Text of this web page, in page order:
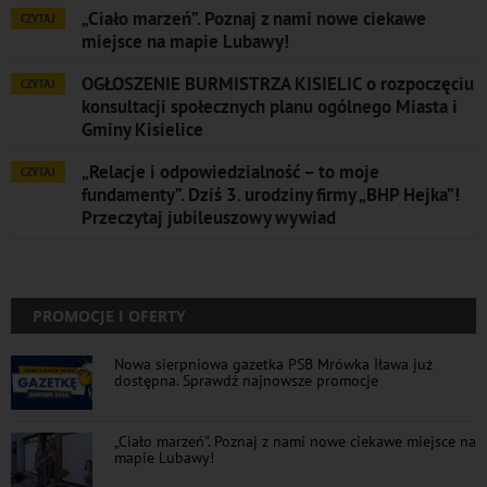
CZYTAJ
„Ciało marzeń”. Poznaj z nami nowe ciekawe
miejsce na mapie Lubawy!
CZYTAJ
OGŁOSZENIE BURMISTRZA KISIELIC o rozpoczęciu
konsultacji społecznych planu ogólnego Miasta i
Gminy Kisielice
CZYTAJ
„Relacje i odpowiedzialność – to moje
fundamenty”. Dziś 3. urodziny firmy „BHP Hejka”!
Przeczytaj jubileuszowy wywiad
PROMOCJE I OFERTY
Nowa sierpniowa gazetka PSB Mrówka Iława już
dostępna. Sprawdź najnowsze promocje
„Ciało marzeń”. Poznaj z nami nowe ciekawe miejsce na
mapie Lubawy!